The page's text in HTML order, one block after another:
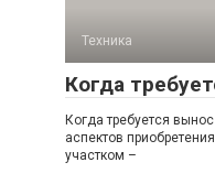
Техника
Когда
Когда требуется
аспектов
участком –